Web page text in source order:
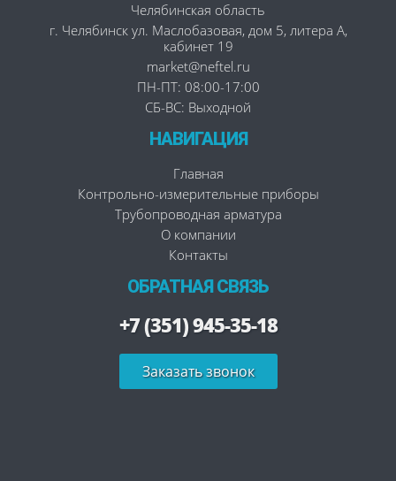
Челябинская область
г. Челябинск ул. Маслобазовая, дом 5, литера А,
кабинет 19
market@neftel.ru
ПН-ПТ: 08:00-17:00
СБ-ВС: Выходной
НАВИГАЦИЯ
Главная
Контрольно-измерительные приборы
Трубопроводная арматура
О компании
Контакты
ОБРАТНАЯ СВЯЗЬ
+7 (351) 945-35-18
Заказать звонок